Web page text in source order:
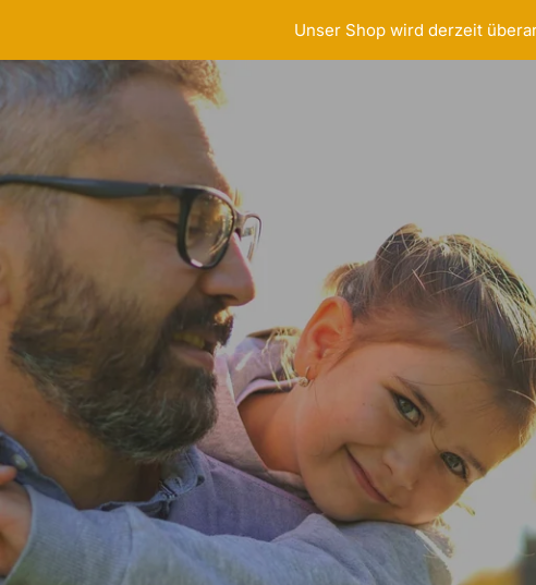
Inhalt
Unser Shop wird derzeit